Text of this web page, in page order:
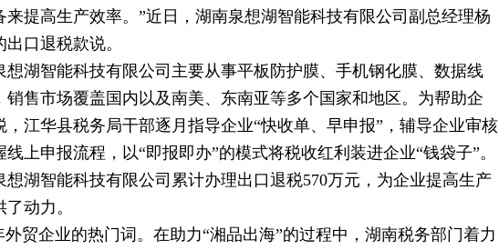
来提高生产效率。”近日，湖南泉想湖智能科技有限公司副总经理杨
口退税款说。
想湖智能科技有限公司主要从事平板防护膜、手机钢化膜、数据线
销售市场覆盖国内以及南美、东南亚等多个国家和地区。为帮助企
，江华县税务局干部逐月指导企业“快收单、早申报”，辅导企业审核
上申报流程，以“即报即办”的模式将税收红利装进企业“钱袋子”。
想湖智能科技有限公司累计办理出口退税570万元，为企业提高生产
动力。
外贸企业的热门词。在助力“湘品出海”的过程中，湖南税务部门着力